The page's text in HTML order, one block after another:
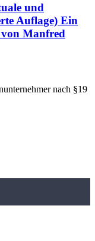
und
Auflage) Ein
Manfred
nach §19